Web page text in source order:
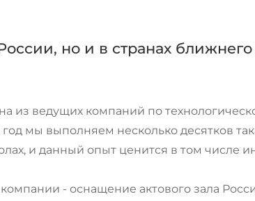
но и в странах
из ведущих компаний по
мы выполняем несколько десятков
и данный опыт ценится в том числе
- оснащение актового зала